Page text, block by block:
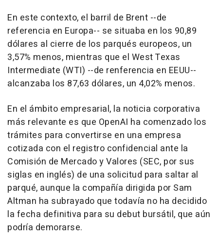
En este contexto, el barril de Brent --de
referencia en Europa-- se situaba en los 90,89
dólares al cierre de los parqués europeos, un
3,57% menos, mientras que el West Texas
Intermediate (WTI) --de renferencia en EEUU--
alcanzaba los 87,63 dólares, un 4,02% menos.
En el ámbito empresarial, la noticia corporativa
más relevante es que OpenAI ha comenzado los
trámites para convertirse en una empresa
cotizada con el registro confidencial ante la
Comisión de Mercado y Valores (SEC, por sus
siglas en inglés) de una solicitud para saltar al
parqué, aunque la compañía dirigida por Sam
Altman ha subrayado que todavía no ha decidido
la fecha definitiva para su debut bursátil, que aún
podría demorarse.